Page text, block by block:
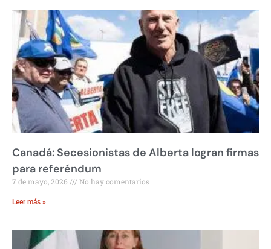
Canadá: Secesionistas de Alberta logran firmas
para referéndum
7 de mayo, 2026 No hay comentarios
Leer más »